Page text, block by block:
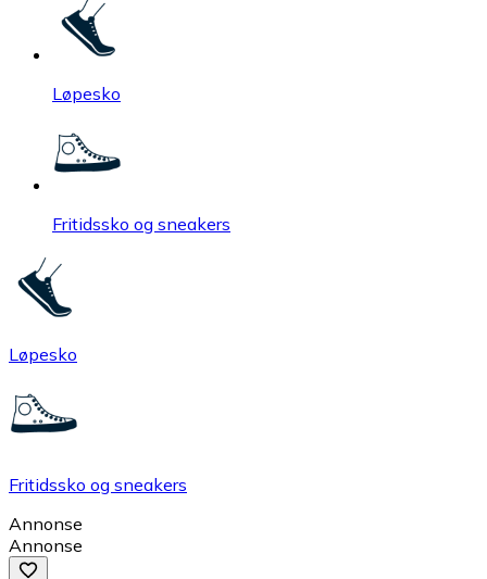
Løpesko
Fritidssko og sneakers
Løpesko
Fritidssko og sneakers
Annonse
Annonse